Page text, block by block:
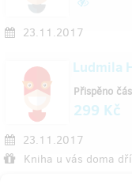
23.11.2017
Ludmila
23.11.2017
Kniha u vás doma
Přispěno
299 Kč